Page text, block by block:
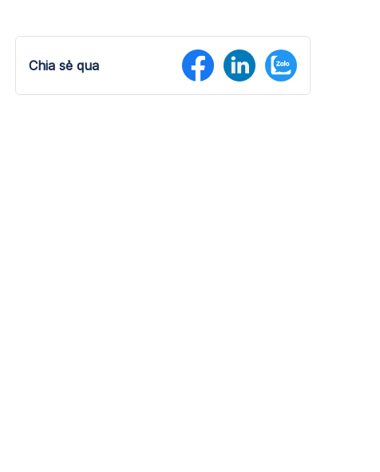
Chia sẻ qua